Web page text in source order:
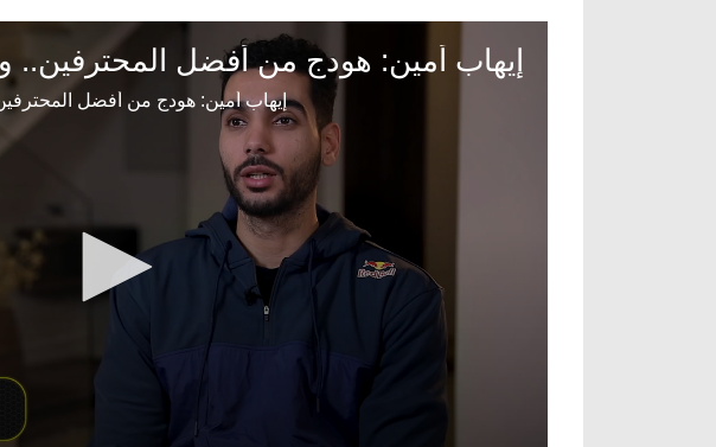
ركن الألعاب
الدوري السعودي للمحترفين
دوري أبطال أوروبا
كل البطولات